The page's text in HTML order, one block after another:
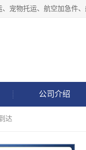
公司介绍
达